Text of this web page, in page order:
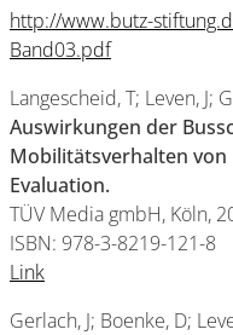
http://www.butz-
Band03.pdf
Langescheid, T; Leven, J;
Auswirkungen der
Mobilitätsverhalten von
Evaluation.
TÜV Media gmbH, Köln,
ISBN: 978-3-8219-121-8
Link
Gerlach, J; Boenke, D;